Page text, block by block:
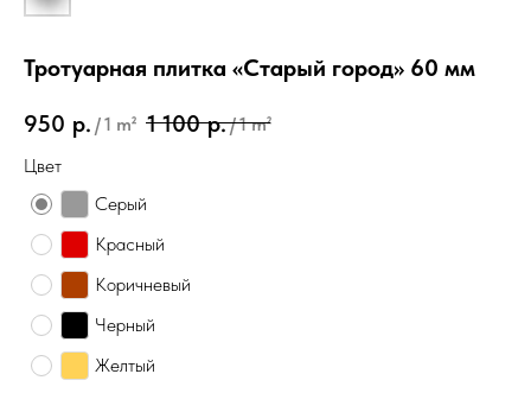
Тротуарная плитка «Старый город» 60 мм
950 р. /1 m² 1 100 р./1 m²
Цвет
Серый
Красный
Коричневый
Черный
Желтый